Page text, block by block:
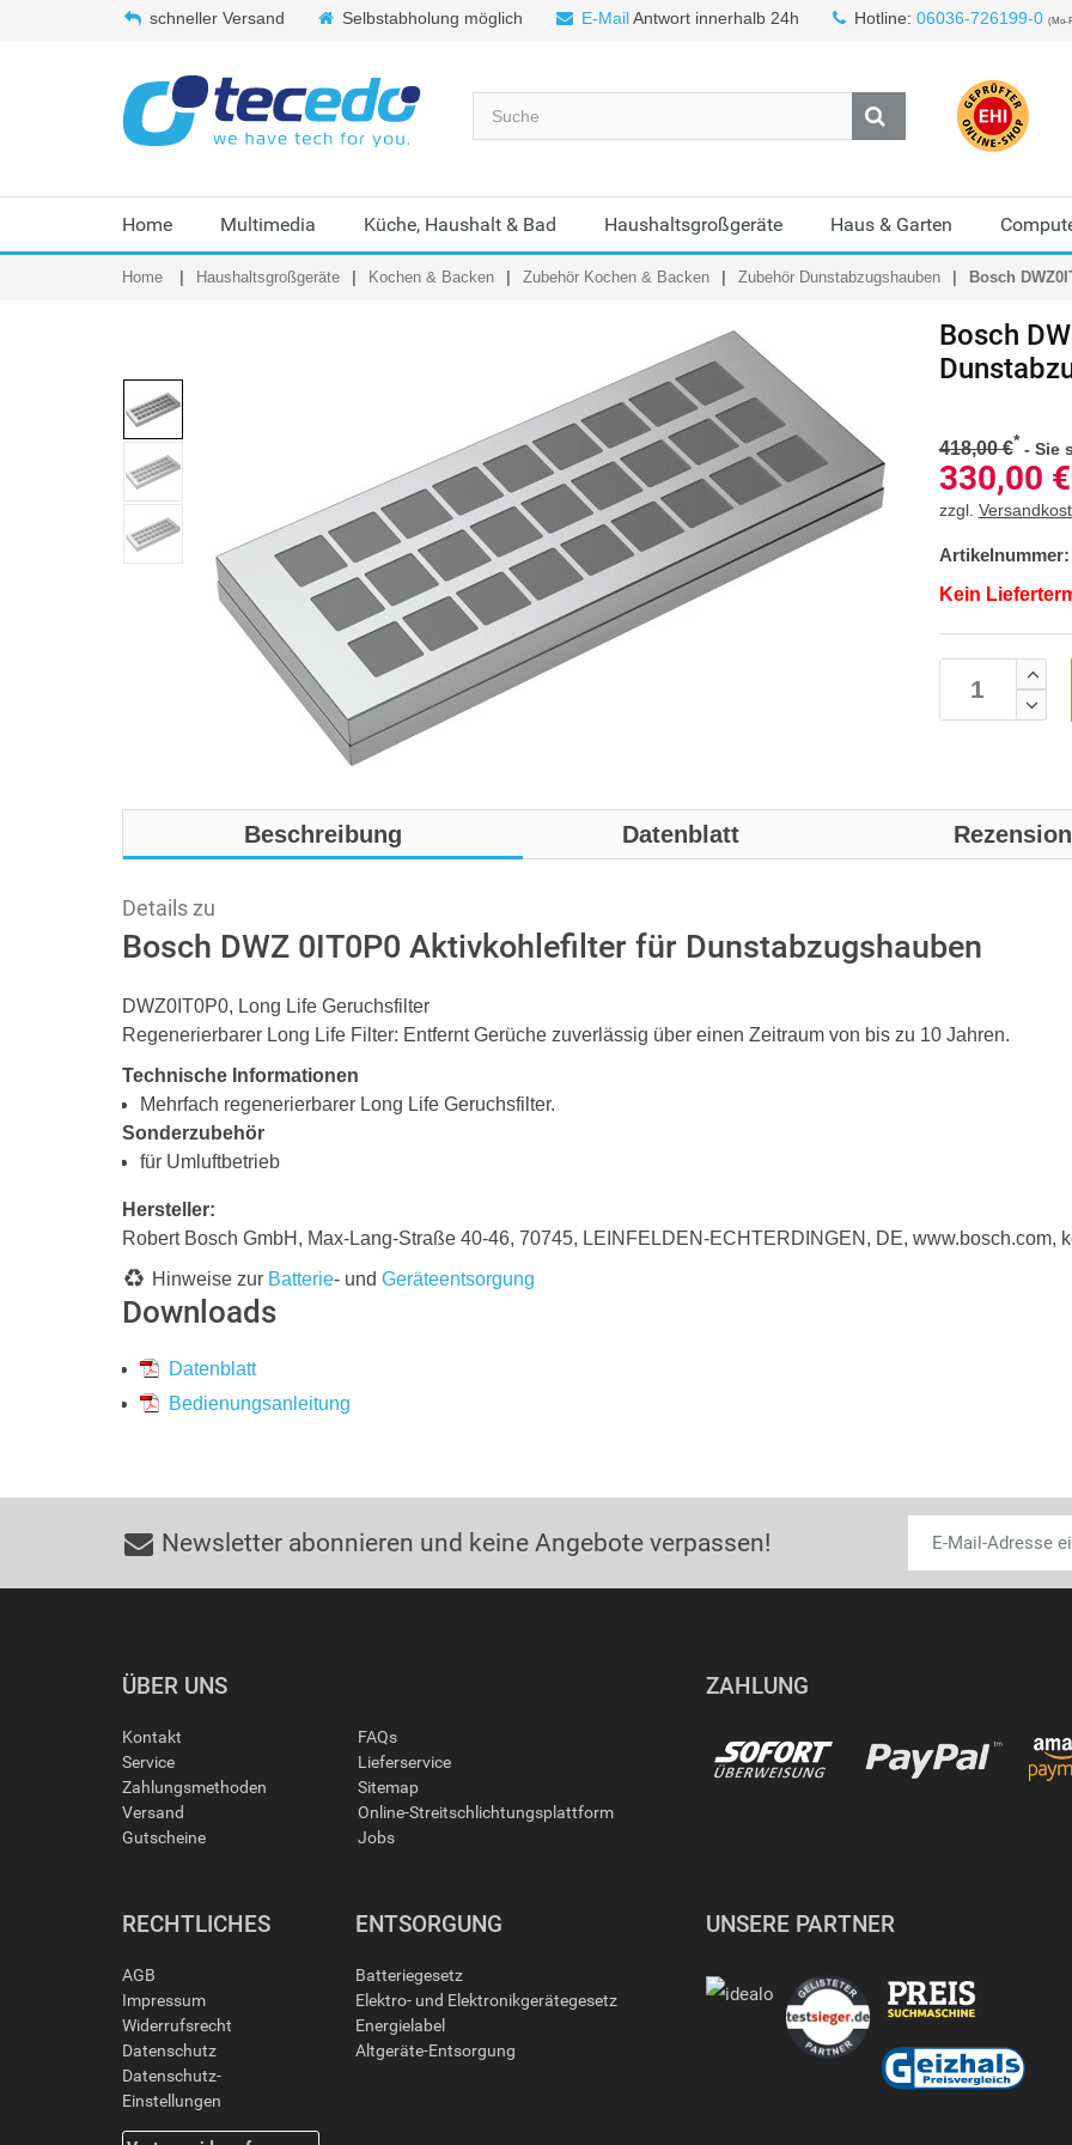
schneller Versand Selbstabholung möglich E-MailAntwort innerhalb 24h Hotline: 06036-726199-0 (Mo-
Home Multimedia Küche, Haushalt & Bad Haushaltsgroßgeräte Haus & Garten
Home Haushaltsgroßgeräte Kochen & Backen Zubehör Kochen & Backen Zubehör Dunstabzugshauben Bosch
Bosch
418,00 €* - Sie
330,00 €
zzgl.
Artikelnummer:
Kein
Beschreibung Datenblatt
Details zu
Bosch DWZ 0IT0P0 Aktivkohlefilter für Dunstabzugshauben
DWZ0IT0P0, Long Life Geruchsfilter
Regenerierbarer Long Life Filter: Entfernt Gerüche zuverlässig über einen Zeitraum von bis zu 10 Jahren.
Technische Informationen
Mehrfach regenerierbarer Long Life Geruchsfilter.
Sonderzubehör
für Umluftbetrieb
Hersteller:
Robert Bosch GmbH, Max-Lang-Straße 40-46, 70745, LEINFELDEN-ECHTERDINGEN, DE, www.bosch.com,
Hinweise zur Batterie- und Geräteentsorgung
Downloads
Datenblatt
Bedienungsanleitung
Newsletter abonnieren und keine Angebote verpassen!
ÜBER UNS
Kontakt
Service
Zahlungsmethoden
Versand
Gutscheine
FAQs
Lieferservice
Sitemap
Online-Streitschlichtungsplattform
Jobs
ZAHLUNG
RECHTLICHES
AGB
Impressum
Widerrufsrecht
Datenschutz
Datenschutz-
Einstellungen
ENTSORGUNG
Batteriegesetz
Elektro- und Elektronikgerätegesetz
Energielabel
Altgeräte-Entsorgung
UNSERE PARTNER